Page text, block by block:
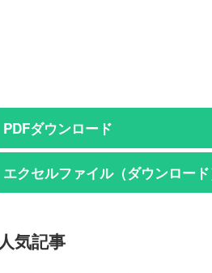
PDFダウンロード
エクセルファイル（ダウンロード
人気記事